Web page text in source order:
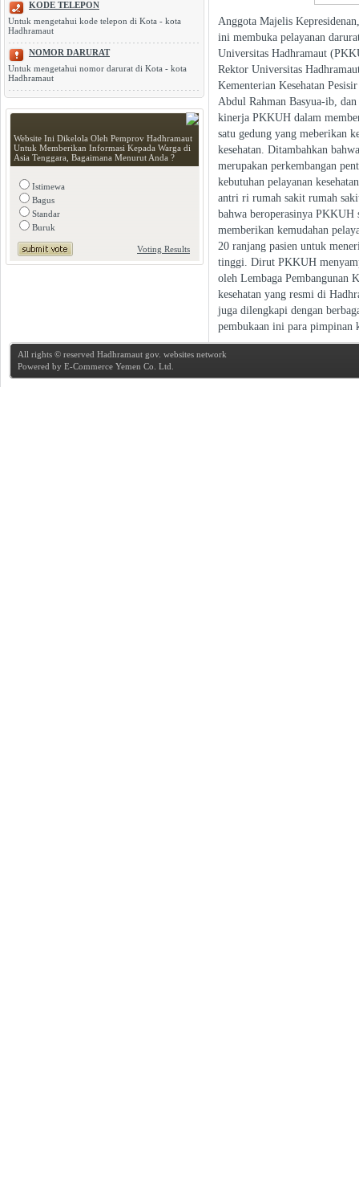
KODE TELEPON
Untuk mengetahui kode telepon di Kota - kota
Hadhramaut
NOMOR DARURAT
Untuk mengetahui nomor darurat di Kota - kota
Hadhramaut
Website Ini Dikelola Oleh Pemprov Hadhramaut
Untuk Memberikan Informasi Kepada Warga di
Asia Tenggara, Bagaimana Menurut Anda ?
Istimewa
Bagus
Standar
Buruk
Voting Results
Anggota Majelis
ini membuka pelayanan
Universitas Hadhramaut
Rektor Universitas
Kementerian Kesehatan
Abdul Rahman Basyua-ib,
kinerja PKKUH dalam
satu gedung yang meberikan
kesehatan. Ditambahkan
merupakan perkembangan
kebutuhan pelayanan
antri ri rumah sakit rumah
bahwa beroperasinya PKKUH
memberikan kemudahan
20 ranjang pasien untuk
tinggi. Dirut PKKUH
oleh Lembaga Pembangunan
kesehatan yang resmi di
juga dilengkapi dengan
pembukaan ini para pimpinan
All rights © reserved Hadhramaut gov. websites network
Powered by E-Commerce Yemen Co. Ltd.